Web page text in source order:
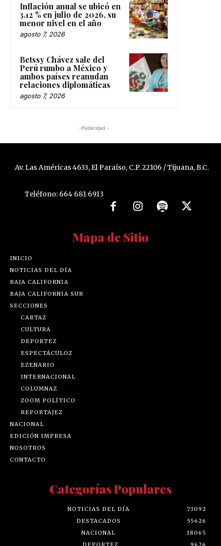
Inflación anual se ubicó en
3.12 % en julio de 2026, su
menor nivel en el año
agosto 7, 2026
Betssy Chávez sale del
Perú rumbo a México y
ambos países reanudan
relaciones diplomáticas
agosto 7, 2026
-Publicidad -
Av. Las Américas 4633, El Paraíso, C.P. 22106 / Tijuana, B.C.
Teléfono: 664 681 6913
Mapa de Sitio
INICIO
NOTICIAS DEL DÍA
BAJA CALIFORNIA
BAJA CALIFORNIA SUR
SECCIONES
CARTAZ
CULTURA
DEPORTEZ
ESPECTÁCULOZ
EZENARIO
INTERNACIONAL
COLUMNAZ
ZOOM POLÍTICO
REPORTAJEZ
NACIONAL
EDICIÓN IMPRESA
NOSOTROS
CONTACTO
Categorías Populares
NOTICIAS DEL DÍA
73092
DESTACADOS
55626
NACIONAL
18065
DEPORTEZ
9626